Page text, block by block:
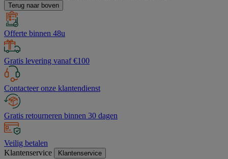
Terug naar boven
Offerte binnen 48u
Gratis levering vanaf €100
Contacteer onze klantendienst
Gratis retourneren binnen 30 dagen
Veilig betalen
Klantenservice
Klantenservice